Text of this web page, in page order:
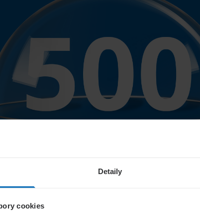
Detaily
cookies
Niečo sa pokazilo...